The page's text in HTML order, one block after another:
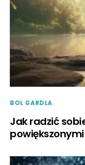
BOL GARDLA
Jak radzić